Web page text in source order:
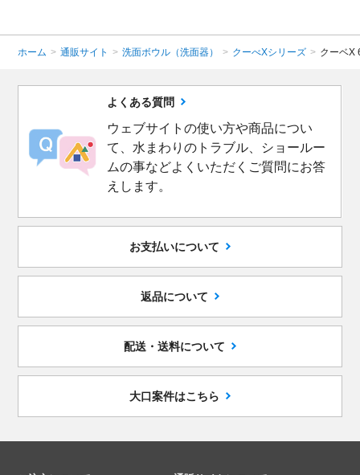
ホーム > 通販サイト > 洗面ボウル（洗面器） > クーべXシリーズ > クーベX
よくある質問
ウェブサイトの使い方や商品につい
て、水まわりのトラブル、ショールー
ムの事などよくいただくご質問にお答
えします。
お支払いについて
返品について
配送・送料について
大口案件はこちら